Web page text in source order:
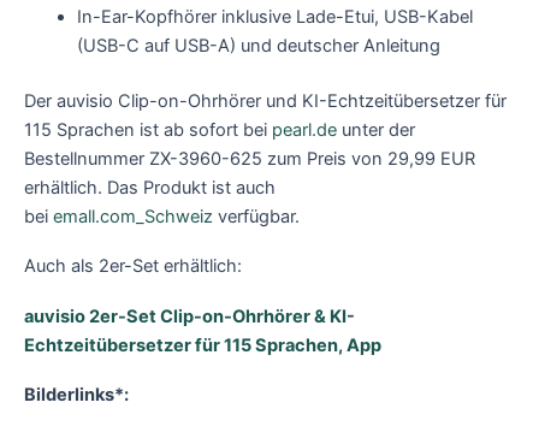
In-Ear-Kopfhörer inklusive Lade-Etui, USB-Kabel
(USB-C auf USB-A) und deutscher Anleitung
Der auvisio Clip-on-Ohrhörer und KI-Echtzeitübersetzer für
115 Sprachen ist ab sofort bei pearl.de unter der
Bestellnummer ZX-3960-625 zum Preis von 29,99 EUR
erhältlich. Das Produkt ist auch
bei emall.com_Schweiz verfügbar.
Auch als 2er-Set erhältlich:
auvisio 2er-Set Clip-on-Ohrhörer & KI-
Echtzeitübersetzer für 115 Sprachen, App
Bilderlinks*: